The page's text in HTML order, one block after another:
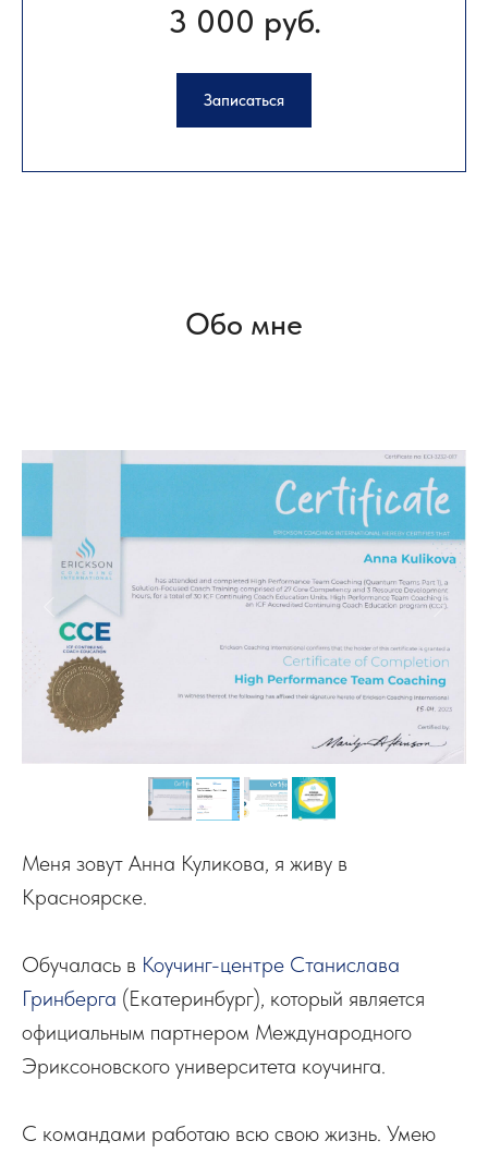
3 000 руб.
Записаться
Обо мне
Меня зовут Анна Куликова, я живу в
Красноярске.
Обучалась в Коучинг-центре Станислава
Гринберга (Екатеринбург), который является
официальным партнером Международного
Эриксоновского университета коучинга.
С командами работаю всю свою жизнь. Умею